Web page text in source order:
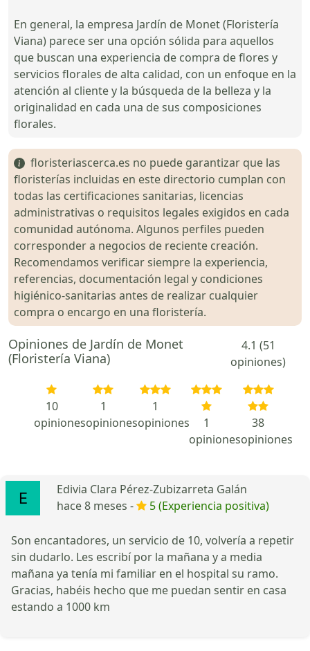
En general, la empresa Jardín de Monet (Floristería
Viana) parece ser una opción sólida para aquellos
que buscan una experiencia de compra de flores y
servicios florales de alta calidad, con un enfoque en la
atención al cliente y la búsqueda de la belleza y la
originalidad en cada una de sus composiciones
florales.
floristeriascerca.es no puede garantizar que las
floristerías incluidas en este directorio cumplan con
todas las certificaciones sanitarias, licencias
administrativas o requisitos legales exigidos en cada
comunidad autónoma. Algunos perfiles pueden
corresponder a negocios de reciente creación.
Recomendamos verificar siempre la experiencia,
referencias, documentación legal y condiciones
higiénico-sanitarias antes de realizar cualquier
compra o encargo en una floristería.
Opiniones de Jardín de Monet
(Floristería Viana)
4.1 (51
opiniones)
10
opiniones
1
opiniones
1
opiniones
1
opiniones
38
opiniones
Edivia Clara Pérez-Zubizarreta Galán
hace 8 meses -
5 (Experiencia positiva)
Son encantadores, un servicio de 10, volvería a repetir
sin dudarlo. Les escribí por la mañana y a media
mañana ya tenía mi familiar en el hospital su ramo.
Gracias, habéis hecho que me puedan sentir en casa
estando a 1000 km